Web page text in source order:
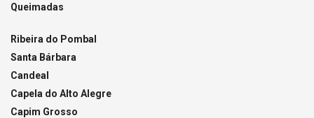
Queimadas
Ribeira do Pombal
Santa Bárbara
Candeal
Capela do Alto Alegre
Capim Grosso